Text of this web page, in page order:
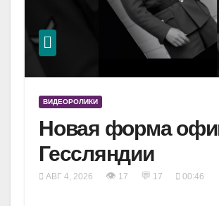
ВИДЕОРОЛИКИ
Новая форма
Гессляндии
АВГ 4, 2026 👁 17 💬 17 00:46